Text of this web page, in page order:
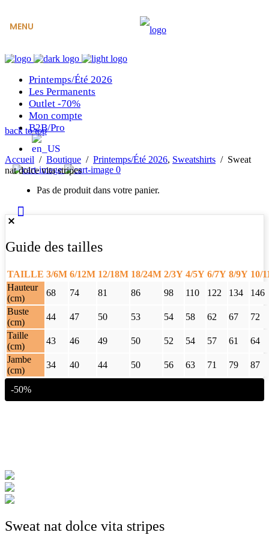
Printemps/Été 2026
Les Permanents
Outlet -70%
Mon compte
B2B/Pro
0
Pas de produit dans votre panier.
back to top
Accueil / Boutique / Printemps/Été 2026, Sweatshirts / Sweat
nat dolce vita stripes
Guide des tailles
TAILLE 3/6M 6/12M 12/18M 18/24M 2/3Y 4/5Y 6/7Y 8/9Y 10/
Hauteur
(cm)
68 74 81 86 98 110 122 134
146
Buste
(cm)
44 47 50 53 54 58 62 67
72
Taille
(cm)
43 46 49 50 52 54 57 61
64
Jambe
(cm)
34 40 44 50 56 63 71 79 87
-50%
Sweat nat dolce vita stripes
MENU